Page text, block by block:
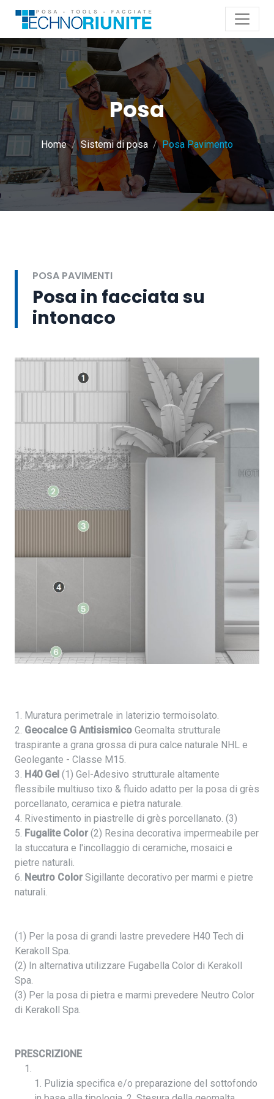
Posa
Home Sistemi di posa Posa Pavimento
POSA PAVIMENTI
Posa in facciata su
intonaco
1. Muratura perimetrale in laterizio termoisolato.
2. Geocalce G Antisismico Geomalta strutturale
traspirante a grana grossa di pura calce naturale NHL e
Geolegante - Classe M15.
3. H40 Gel (1) Gel-Adesivo strutturale altamente
flessibile multiuso tixo & fluido adatto per la posa di grès
porcellanato, ceramica e pietra naturale.
4. Rivestimento in piastrelle di grès porcellanato. (3)
5. Fugalite Color (2) Resina decorativa impermeabile per
la stuccatura e l'incollaggio di ceramiche, mosaici e
pietre naturali.
6. Neutro Color Sigillante decorativo per marmi e pietre
naturali.
(1) Per la posa di grandi lastre prevedere H40 Tech di
Kerakoll Spa.
(2) In alternativa utilizzare Fugabella Color di Kerakoll
Spa.
(3) Per la posa di pietra e marmi prevedere Neutro Color
di Kerakoll Spa.
PRESCRIZIONE
1. Pulizia specifica e/o preparazione del sottofondo